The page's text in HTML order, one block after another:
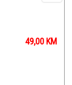
49,00 KM